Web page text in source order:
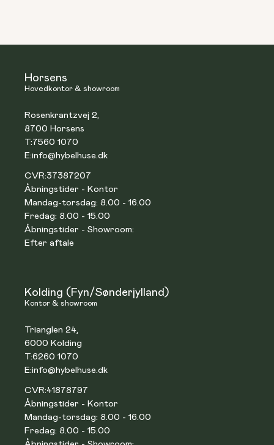
Horsens
Hovedkontor & showroom
Rosenkrantzvej 2,
8700 Horsens
T:7560 1070
E:info@hybelhuse.dk
CVR:37387207
Åbningstider - Kontor
Mandag-torsdag: 8.00 - 16.00
Fredag: 8.00 - 15.00
Åbningstider - Showroom:
Efter aftale
Kolding (Fyn/Sønderjylland)
Kontor & showroom
Trianglen 24,
6000 Kolding
T:6260 1070
E:info@hybelhuse.dk
CVR:41878797
Åbningstider - Kontor
Mandag-torsdag: 8.00 - 16.00
Fredag: 8.00 - 15.00